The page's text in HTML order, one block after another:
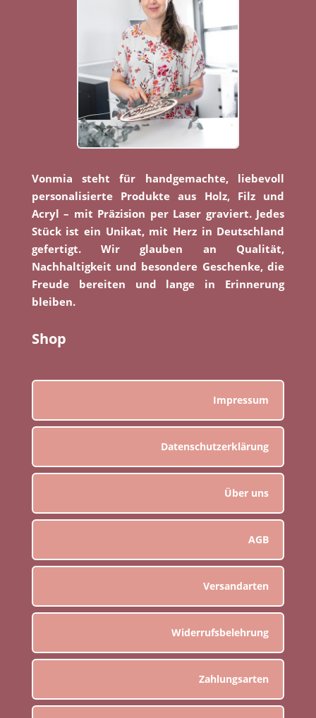
Vonmia steht für handgemachte, liebevoll
personalisierte Produkte aus Holz, Filz und
Acryl – mit Präzision per Laser graviert. Jedes
Stück ist ein Unikat, mit Herz in Deutschland
gefertigt. Wir glauben an Qualität,
Nachhaltigkeit und besondere Geschenke, die
Freude bereiten und lange in Erinnerung
bleiben.
Shop
Impressum
Datenschutzerklärung
Über uns
AGB
Versandarten
Widerrufsbelehrung
Zahlungsarten